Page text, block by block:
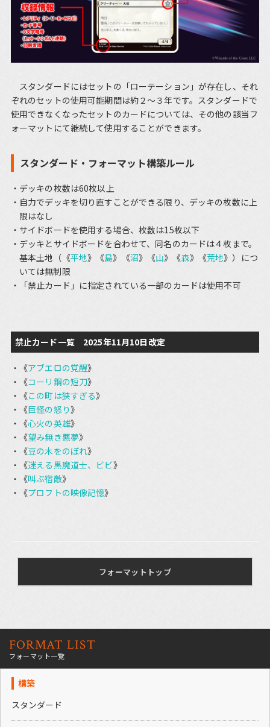
スタンダードにはセットの「ローテーション」が存在し、それ
ぞれのセットの使用可能期間は約２～３年です。スタンダードで
使用できなくなったセットのカードについては、その他の該当フ
ォーマットにて継続して使用することができます。
スタンダード・フォーマット構築ルール
デッキの枚数は60枚以上
自力でデッキを切り直すことができる限り、デッキの枚数に上
限はなし
サイドボードを使用する場合、枚数は15枚以下
デッキとサイドボードを合わせて、同名のカードは４枚まで。
基本土地（《平地》《島》《沼》《山》《森》《荒地》）につ
いては無制限
「禁止カード」に指定されている一部のカードは使用不可
禁止カード一覧 2025年11月10日改定
《アブエロの覚醒》
《コーリ鋼の短刀》
《この町は狭すぎる》
《巨怪の怒り》
《心火の英雄》
《望み無き悪夢》
《豆の木をのぼれ》
《迷える黒魔道士、ビビ》
《叫ぶ宿敵》
《プロフトの映像記憶》
フォーマットトップ
FORMAT LIST
フォーマット一覧
構築
スタンダード